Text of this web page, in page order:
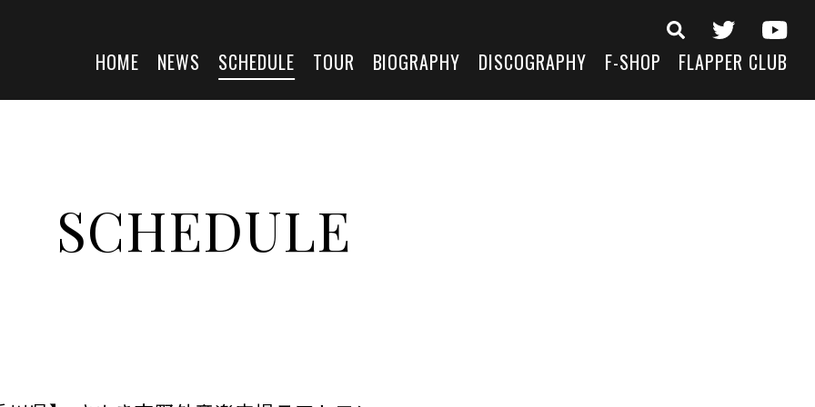
HOME NEWS SCHEDULE TOUR BIOGRAPHY DISCOGRAPHY F-SHOP FLAPPER CLUB
SCHEDULE